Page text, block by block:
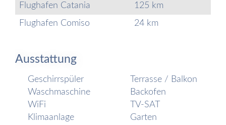
Flughafen Catania
125 km
Flughafen Comiso
24 km
Ausstattung
Geschirrspüler
Waschmaschine
WiFi
Klimaanlage
Terrasse / Balkon
Backofen
TV-SAT
Garten